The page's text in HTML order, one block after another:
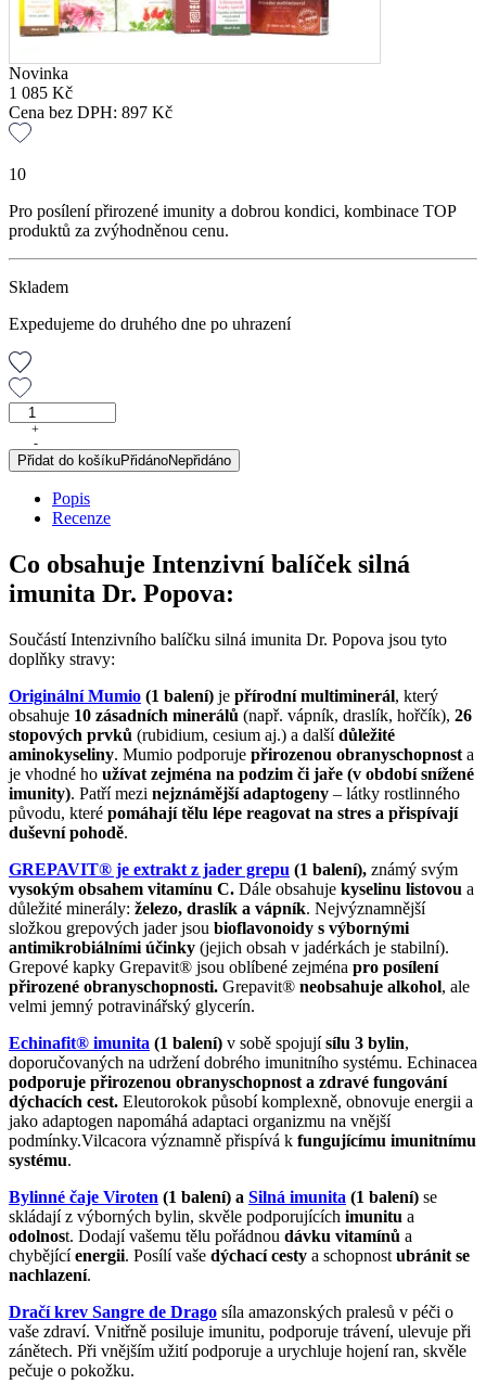
Novinka
1 085 Kč
Cena bez DPH: 897 Kč
10
Pro posílení přirozené imunity a dobrou kondici, kombinace TOP
produktů za zvýhodněnou cenu.
Skladem
Expedujeme do druhého dne po uhrazení
Intenzivní
balíček
SILNÁ
IMUNITA
Popova
množství
+
-
Přidat do košíkuPřidánoNepřidáno
Popis
Recenze
Co obsahuje Intenzivní balíček silná
imunita Dr. Popova:
Součástí Intenzivního balíčku silná imunita Dr. Popova jsou tyto
doplňky stravy:
Originální Mumio (1 balení) je přírodní multiminerál, který
obsahuje 10 zásadních minerálů (např. vápník, draslík, hořčík), 26
stopových prvků (rubidium, cesium aj.) a dalšídůležité
aminokyseliny. Mumio podporuje přirozenou obranyschopnost a
je vhodné ho užívat zejména na podzim či jaře (v období snížené
imunity). Patří mezi nejznámější adaptogeny – látky rostlinného
původu, které pomáhají tělu lépe reagovat na stres a přispívají
duševní pohodě.
GREPAVIT® je extrakt z jader grepu (1 balení), známý svým
vysokým obsahem vitamínu C. Dále obsahuje kyselinu listovou a
důležité minerály: železo, draslík a vápník. Nejvýznamnější
složkou grepových jader jsou bioflavonoidy s výbornými
antimikrobiálními účinky (jejich obsah v jadérkách je stabilní).
Grepové kapky Grepavit® jsou oblíbené zejména pro posílení
přirozené obranyschopnosti. Grepavit® neobsahuje alkohol, ale
velmi jemný potravinářský glycerín.
Echinafit® imunita (1 balení) v sobě spojujísílu 3 bylin,
doporučovaných na udržení dobrého imunitního systému. Echinacea
podporuje přirozenou obranyschopnost a zdravé fungování
dýchacích cest. Eleutorokok působí komplexně, obnovuje energii a
jako adaptogen napomáhá adaptaci organizmu na vnější
podmínky.Vilcacora významně přispívá k fungujícímu imunitnímu
systému.
Bylinné čaje Viroten (1 balení) a Silná imunita (1 balení) se
skládají z výborných bylin, skvěle podporujících imunitu a
odolnost. Dodají vašemu tělu pořádnou dávku vitamínů a
chybějícíenergii. Posílí vaše dýchací cesty a schopnost ubránit se
nachlazení.
Dračí krev Sangre de Drago síla amazonských pralesů v péči o
vaše zdraví. Vnitřně posiluje imunitu, podporuje trávení, ulevuje při
zánětech. Při vnějším užití podporuje a urychluje hojení ran, skvěle
pečuje o pokožku.